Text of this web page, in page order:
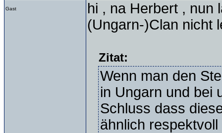
Gast
hi , na Herbert , nun
(Ungarn-)Clan nicht
Zitat:
Wenn man den
in Ungarn und bei
Schluss dass
ähnlich